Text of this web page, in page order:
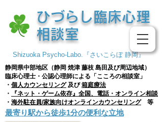
​ひづらし臨床心理
相談室
Shizuoka Psycho-Labo.『さいこらぼ 静岡』
静岡県中部地区（静岡 焼津 藤枝 島田及び周辺地域）
臨床心理士・公認心理師による「こころの相談室」
・ 個人カウンセリング 及び箱庭療法
・
『ネット・ゲーム依存』全国、電話・オンライン相談
・ 海外駐在員/家族向けオンラインカウンセリング等
​最寄り駅から徒歩1分の便利な立地